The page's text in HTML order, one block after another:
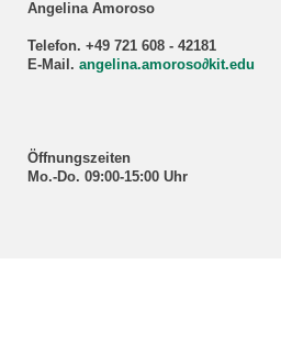
Angelina Amoroso
Telefon. +49 721 608 - 42181
E-Mail. angelina.amoroso∂kit.edu
Öffnungszeiten
Mo.-Do. 09:00-15:00 Uhr